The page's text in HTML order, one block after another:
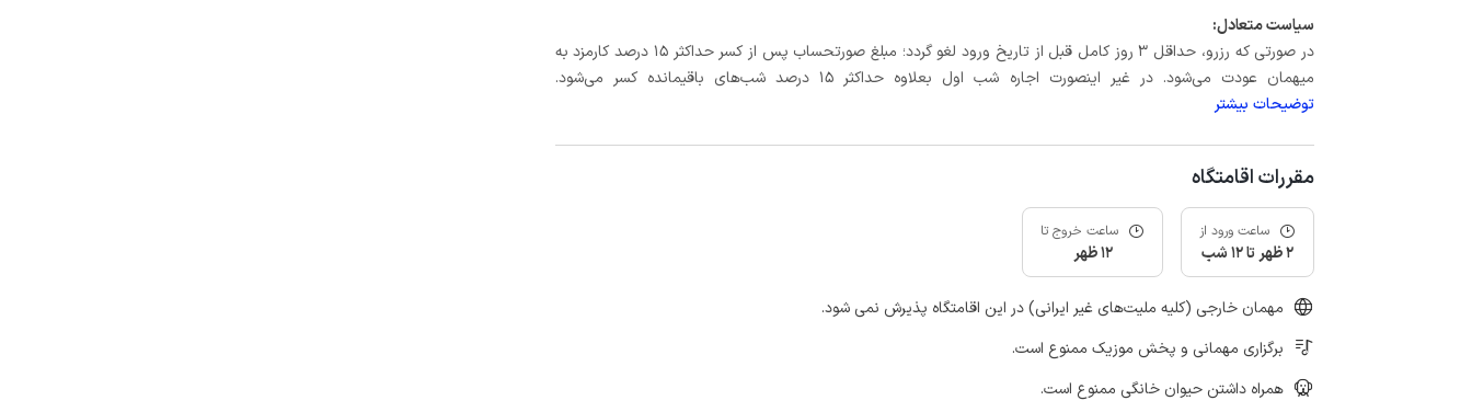
سیاست متعادل:
در صورتی که رزرو، حداقل 3 روز کامل قبل از تاریخ ورود لغو گردد؛ مبلغ صورتحساب پس از کسر حداکثر 15 درصد کارمزد به
میهمان عودت می‌شود. در غیر اینصورت اجاره شب اول بعلاوه حداکثر 15 درصد شب‌های باقیمانده کسر می‌شود.
توضیحات بیشتر
مقررات اقامتگاه
ساعت ورود از
2 ظهر تا 12 شب
ساعت خروج تا
12 ظهر
مهمان خارجی (کلیه ملیت‌های غیر ایرانی) در این اقامتگاه پذیرش نمی شود.
برگزاری مهمانی و پخش موزیک ممنوع است.
همراه داشتن حیوان خانگی ممنوع است.